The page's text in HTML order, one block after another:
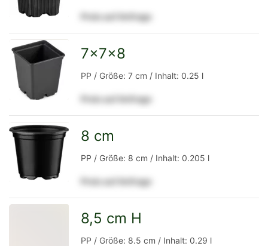
Detailseite
Preis auf Anfrage
Detailseite
7x7x8
PP / Größe: 7 cm / Inhalt: 0.25 l
Preis auf Anfrage
Detailseite
8 cm
PP / Größe: 8 cm / Inhalt: 0.205 l
Preis auf Anfrage
8,5 cm H
PP / Größe: 8.5 cm / Inhalt: 0.29 l